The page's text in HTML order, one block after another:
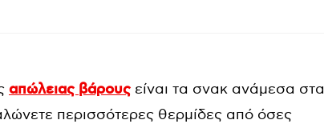
απώλειας βάρους είναι τα σνακ ανάμεσα στα
περισσότερες θερμίδες από όσες